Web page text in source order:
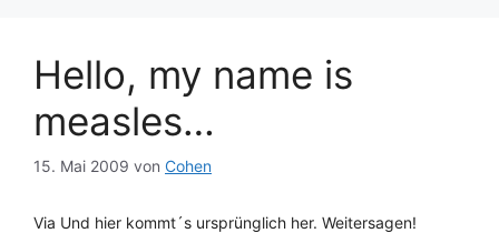
Hello, my name is
measles…
15. Mai 2009 von Cohen
Via Und hier kommt´s ursprünglich her. Weitersagen!